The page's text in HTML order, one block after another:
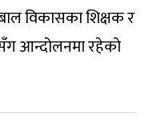
विकासका शिक्षक र
आन्दोलनमा रहेको